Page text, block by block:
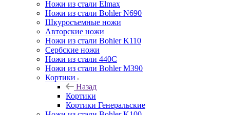
Ножи из стали Elmax
Ножи из стали Bohler N690
Шкуросъемные ножи
Авторские ножи
Ножи из стали Bohler K110
Сербские ножи
Ножи из стали 440С
Ножи из стали Bohler M390
Кортики
Назад
Кортики
Кортики Генеральские